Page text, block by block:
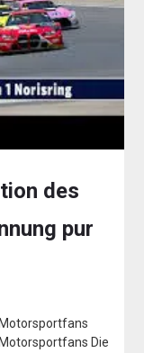
des
pur
Die